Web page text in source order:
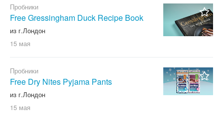
Пробники
Free Gressingham Duck Recipe Book
из г.Лондон
15 мая
Пробники
Free Dry Nites Pyjama Pants
из г.Лондон
15 мая